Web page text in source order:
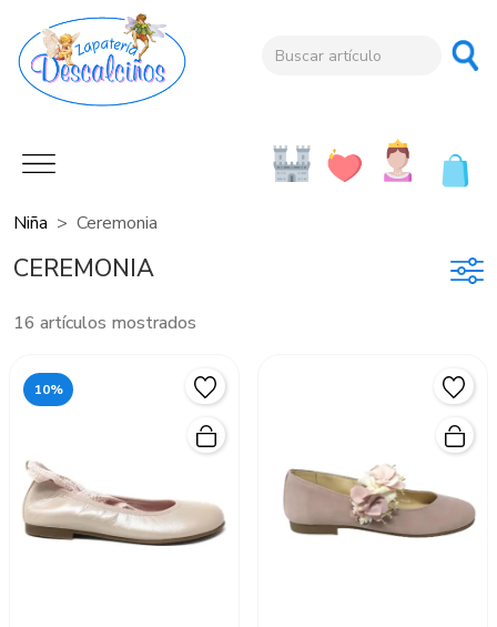
Niña Ceremonia
CEREMONIA
16 artículos mostrados
10%